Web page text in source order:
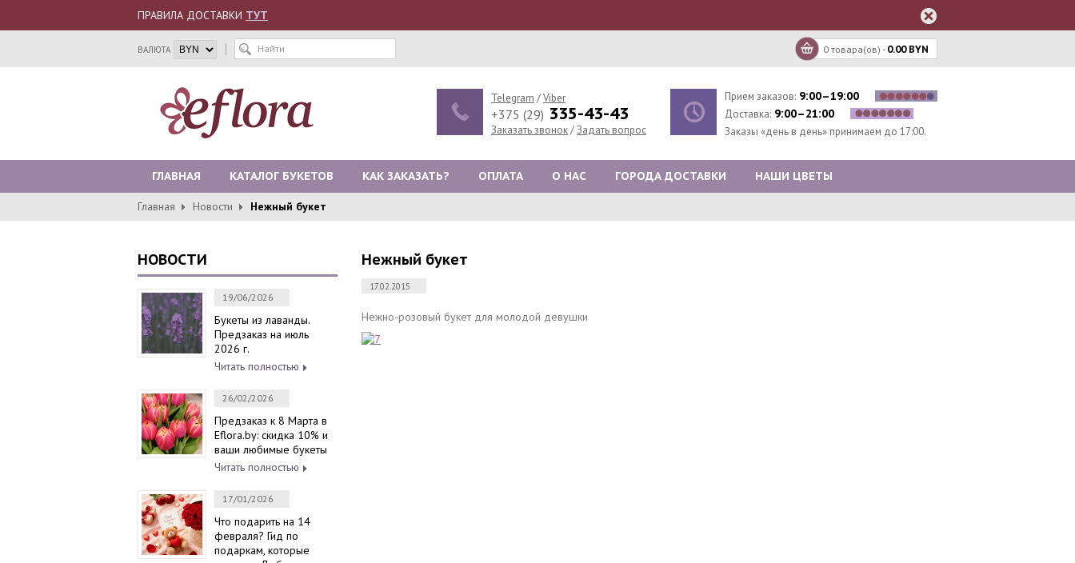
ПРАВИЛА ДОСТАВКИ ТУТ
ВАЛЮТА 0 товара(ов) - 0.00 BYN
Telegram /Viber
+375 (29) 335-43-43
Заказать звонок/Задать вопрос
Прием заказов: 9:00–19:00
Доставка: 9:00–21:00
Заказы «день в день» принимаем до 17:00.
ГЛАВНАЯ КАТАЛОГ БУКЕТОВ КАК ЗАКАЗАТЬ? ОПЛАТА О НАС ГОРОДА ДОСТАВКИ НАШИ ЦВЕТЫ
КОНТАКТЫ
Главная Новости Нежный букет
НОВОСТИ
19/06/2026
Букеты из лаванды.
Предзаказ на июль
2026 г.
Читать полностью
26/02/2026
Предзаказ к 8 Марта в
Eflora.by: скидка 10% и
ваши любимые букеты
Читать полностью
17/01/2026
Что подарить на 14
февраля? Гид по
подаркам, которые
Нежный букет
17.02.2015
Нежно-розовый букет для молодой девушки